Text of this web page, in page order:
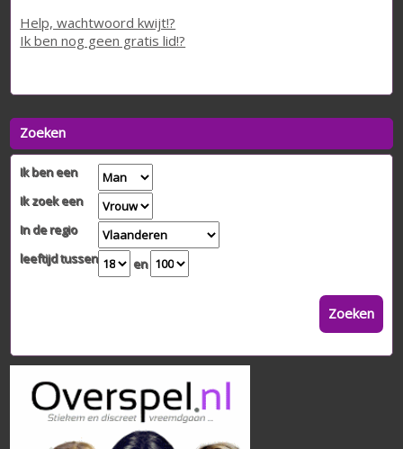
Help, wachtwoord kwijt!?
Ik ben nog geen gratis lid!?
Zoeken
Ik ben een
Ik zoek een
In de regio
leeftijd tussen
en
Zoeken